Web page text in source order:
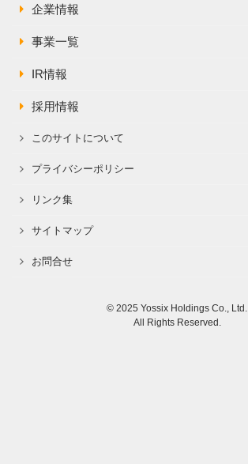
企業情報
事業一覧
IR情報
採用情報
このサイトについて
プライバシーポリシー
リンク集
サイトマップ
お問合せ
© 2025 Yossix Holdings Co., Ltd.
All Rights Reserved.